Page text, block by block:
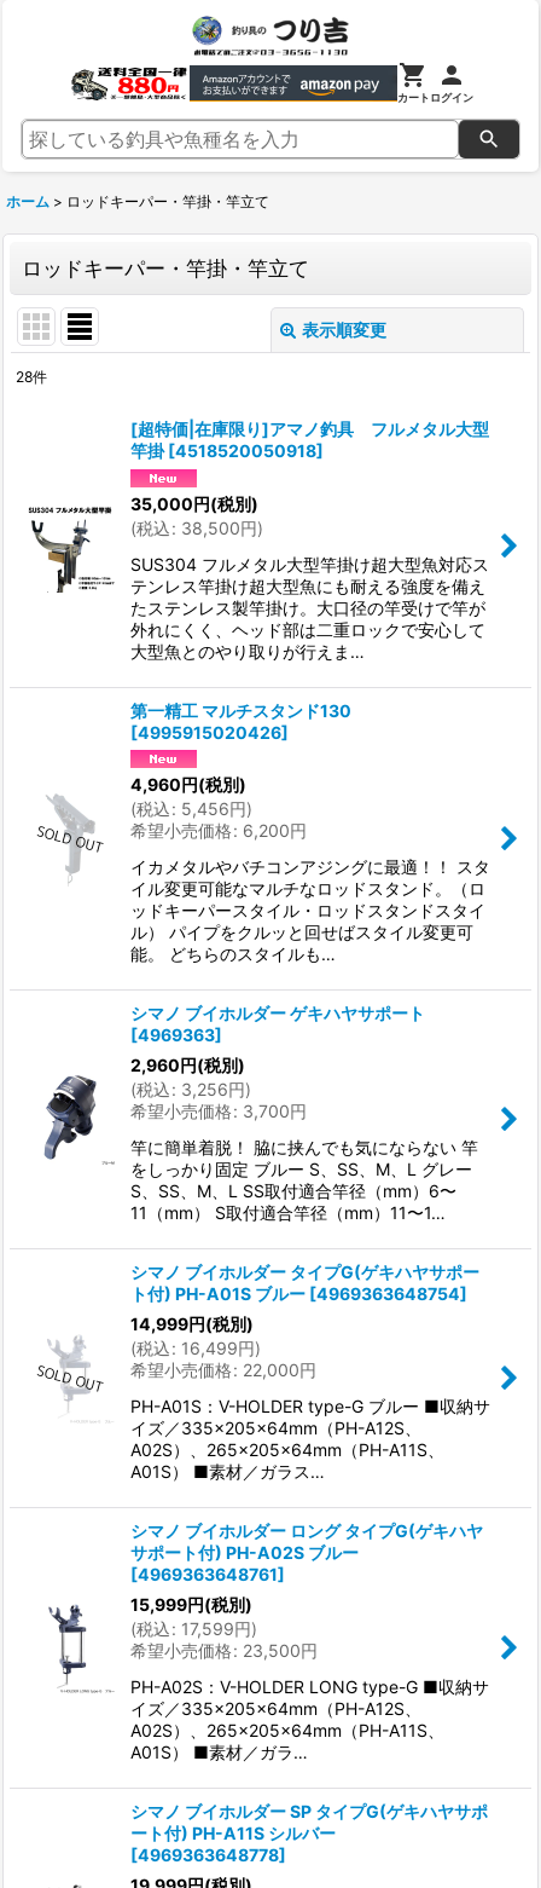
カートログイン
ホーム > ロッドキーパー・竿掛・竿立て
ロッドキーパー・竿掛・竿立て
表示順変更
絞り込む
28件
[超特価|在庫限り]アマノ釣具 フルメタル大型
竿掛 [4518520050918]
35,000円(税別)
(税込: 38,500円)
SUS304 フルメタル大型竿掛け超大型魚対応ス
テンレス竿掛け超大型魚にも耐える強度を備え
たステンレス製竿掛け。大口径の竿受けで竿が
外れにくく、ヘッド部は二重ロックで安心して
大型魚とのやり取りが行えま…
第一精工 マルチスタンド130
[4995915020426]
4,960円(税別)
(税込: 5,456円)
希望小売価格: 6,200円
イカメタルやバチコンアジングに最適！！ スタ
イル変更可能なマルチなロッドスタンド。（ロ
ッドキーパースタイル・ロッドスタンドスタイ
ル） パイプをクルッと回せばスタイル変更可
能。 どちらのスタイルも…
シマノ ブイホルダー ゲキハヤサポート
[4969363]
2,960円(税別)
(税込: 3,256円)
希望小売価格: 3,700円
竿に簡単着脱！ 脇に挟んでも気にならない 竿
をしっかり固定 ブルー S、SS、M、L グレー
S、SS、M、L SS取付適合竿径（mm）6〜
11（mm） S取付適合竿径（mm）11〜1…
シマノ ブイホルダー タイプG(ゲキハヤサポー
ト付) PH-A01S ブルー [4969363648754]
14,999円(税別)
(税込: 16,499円)
希望小売価格: 22,000円
PH-A01S：V-HOLDER type-G ブルー ■収納サ
イズ／335×205×64mm（PH-A12S、
A02S）、265×205×64mm（PH-A11S、
A01S） ■素材／ガラス…
シマノ ブイホルダー ロング タイプG(ゲキハヤ
サポート付) PH-A02S ブルー
[4969363648761]
15,999円(税別)
(税込: 17,599円)
希望小売価格: 23,500円
PH-A02S：V-HOLDER LONG type-G ■収納サ
イズ／335×205×64mm（PH-A12S、
A02S）、265×205×64mm（PH-A11S、
A01S） ■素材／ガラ…
シマノ ブイホルダー SP タイプG(ゲキハヤサポ
ート付) PH-A11S シルバー
[4969363648778]